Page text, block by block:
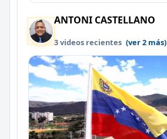
ANTONI CASTELLANO
3 videos recientes (ver 2 más)